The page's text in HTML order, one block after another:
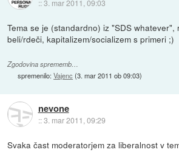
::3. mar 2011, 09:03
Tema se je (standardno) iz "SDS whatever",
beli/rdeči, kapitalizem/socializem s primeri ;)
Zgodovina sprememb…
spremenilo:Vajenc (3. mar 2011 ob 09:03)
nevone
::3. mar 2011, 09:29
Svaka čast moderatorjem za liberalnost v